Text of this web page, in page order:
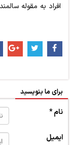
افراد به مقوله
برای ما بنویسید
نام *
ایمیل